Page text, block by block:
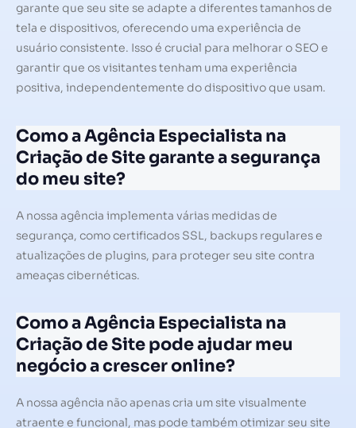
garante que seu site se adapte a diferentes tamanhos de
tela e dispositivos, oferecendo uma experiência de
usuário consistente. Isso é crucial para melhorar o SEO e
garantir que os visitantes tenham uma experiência
positiva, independentemente do dispositivo que usam.
Como a Agência Especialista na
Criação de Site garante a segurança
do meu site?
A nossa agência implementa várias medidas de
segurança, como certificados SSL, backups regulares e
atualizações de plugins, para proteger seu site contra
ameaças cibernéticas.
Como a Agência Especialista na
Criação de Site pode ajudar meu
negócio a crescer online?
A nossa agência não apenas cria um site visualmente
atraente e funcional, mas pode também otimizar seu site